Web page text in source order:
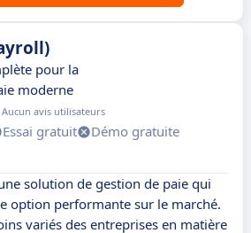
pour la
moderne
Aucun avis utilisateurs
Essai gratuit
Démo gratuite
solution de gestion de paie qui
option performante sur le marché.
variés des entreprises en matière